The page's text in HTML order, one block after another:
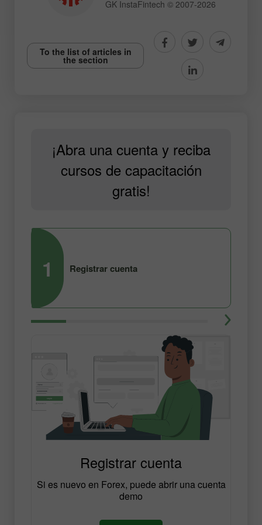
GK InstaFintech © 2007-2026
To the list of articles in
the section
¡Abra una cuenta y reciba
cursos de capacitación
gratis!
1 Registrar cuenta
Registrar cuenta
Si es nuevo en Forex, puede abrir una cuenta
demo